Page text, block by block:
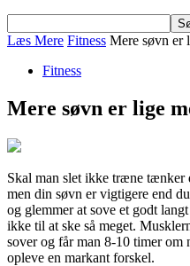
Læs Mere Fitness Mere søvn er
Fitness
Mere søvn er lige
Skal man slet ikke træne tænker
men din søvn er vigtigere end
og glemmer at sove et godt
ikke til at ske så meget.
sover og får man 8-10 timer om
opleve en markant forskel.